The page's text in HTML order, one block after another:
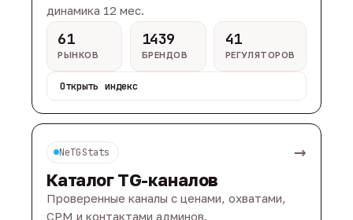
динамика 12 мес.
61
РЫНКОВ
1439
БРЕНДОВ
41
РЕГУЛЯТОРОВ
Открыть индекс
NeTGStats →
Каталог TG-каналов
Проверенные каналы с ценами, охватами,
CPM и контактами админов.